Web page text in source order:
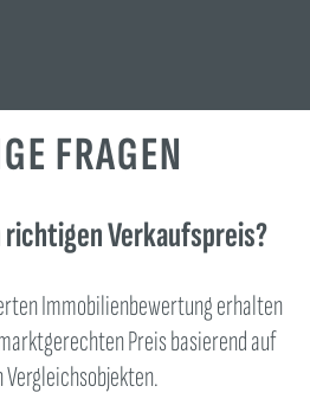
FRAGEN
richtigen Verkaufspreis?
Immobilienbewertung erhalten
Preis basierend auf